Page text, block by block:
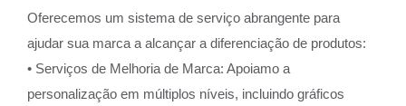
Oferecemos um sistema de serviço abrangente para
ajudar sua marca a alcançar a diferenciação de produtos:
• Serviços de Melhoria de Marca: Apoiamo a
personalização em múltiplos níveis, incluindo gráficos